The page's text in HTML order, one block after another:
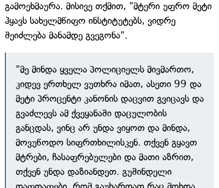
გამოეხმაურა. მისივე თქმით, "მტერი უფრო მეტი
ჰყავს სახელმწიფო ინსტიტუტებს, ვიდრე
შეიძლება მანამდე გვეგონა".
"მე მინდა ყველა პოლიციელს მივმართო,
კიდევ ერთხელ ვუთხრა იმათ, ასეთი 99 და
მეტი პროცენტი კანონის დაცვით გვიცავს და
გვაძლევს ამ ქვეყანაში დაცულობის
განცდას, ვინც არ უნდა ვიყოთ და მინდა,
მოვუწოდო სიფრთხილისკენ. თქვენ გყავთ
მტრები, ჩასაფრებულები და მათი აზრით,
თქვენ უნდა დაზიანდეთ. გუშინდელი